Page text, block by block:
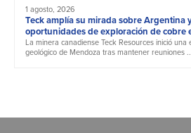
1 agosto, 2026
Teck amplía su mirada sobre Argentina
oportunidades de exploración de cobre
La minera canadiense Teck Resources inició una
geológico de Mendoza tras mantener reuniones